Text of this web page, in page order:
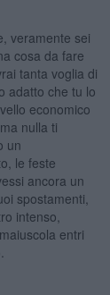
veramente sei
cosa da fare
tanta voglia di
adatto che tu lo
economico
nulla ti
un
le feste
ancora un
spostamenti,
intenso,
entri